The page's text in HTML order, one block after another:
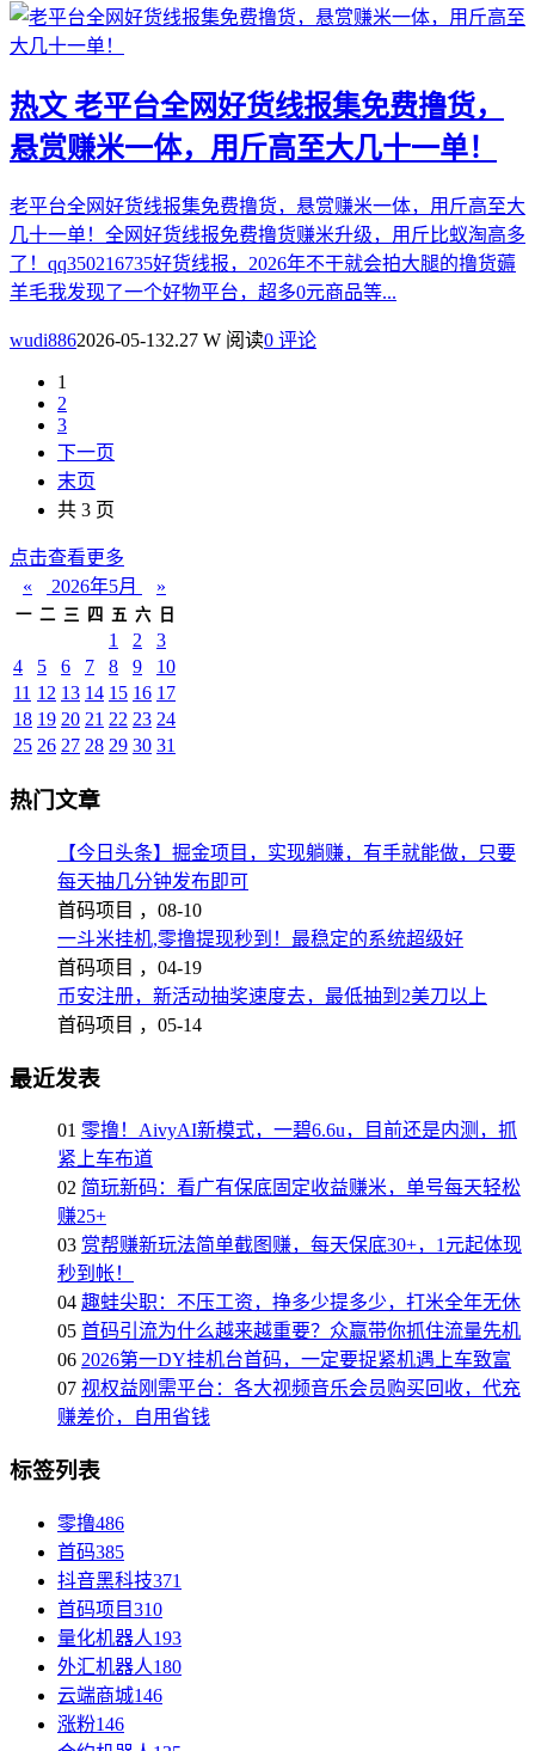
热文 老平台全网好货线报集免费撸货，
悬赏赚米一体，用斤高至大几十一单！
老平台全网好货线报集免费撸货，悬赏赚米一体，用斤高至大
几十一单！全网好货线报免费撸货赚米升级，用斤比蚁淘高多
了！qq350216735好货线报，2026年不干就会拍大腿的撸货薅
羊毛我发现了一个好物平台，超多0元商品等...
wudi8862026-05-132.27 W 阅读0 评论
1
2
3
下一页
末页
共 3 页
点击查看更多
«
2026年5月 »
一 二 三 四 五 六 日
1 2
3
4
5 6 7 8 9
10
11 12 13 14 15 16 17
18 19 20 21 22 23 24
25 26 27 28 29 30 31
热门文章
【今日头条】掘金项目，实现躺赚，有手就能做，只要
每天抽几分钟发布即可
首码项目 ， 08-10
一斗米挂机,零撸提现秒到！最稳定的系统超级好
首码项目 ， 04-19
币安注册，新活动抽奖速度去，最低抽到2美刀以上
首码项目 ， 05-14
最近发表
01 零撸！AivyAI新模式，一碧6.6u，目前还是内测，抓
紧上车布道
02 简玩新码：看广有保底固定收益赚米，单号每天轻松
赚25+
03 赏帮赚新玩法简单截图赚，每天保底30+，1元起体现
秒到帐！
04 趣蛙尖职：不压工资，挣多少提多少，打米全年无休
05 首码引流为什么越来越重要？众赢带你抓住流量先机
06 2026第一DY挂机台首码，一定要捉紧机遇上车致富
07 视权益刚需平台：各大视频音乐会员购买回收，代充
赚差价，自用省钱
标签列表
零撸486
首码385
抖音黑科技371
首码项目310
量化机器人193
外汇机器人180
云端商城146
涨粉146